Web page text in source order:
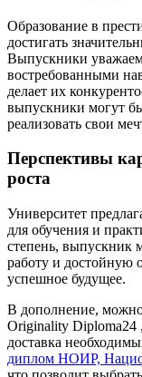
Образование в
достигать
Выпускники
востребованными
делает их
выпускники могут
реализовать свои
Перспективы
роста
Университет
для обучения и
степень, выпускник
работу и достойную
успешное будущее.
В дополнение,
Originality Diploma24 ,
доставка
диплом НОИР,